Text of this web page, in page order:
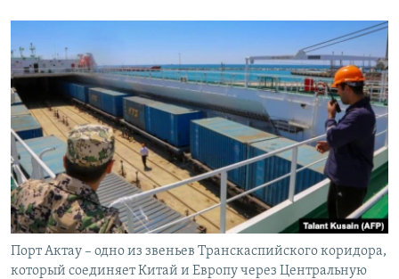
Порт Актау – одно из звеньев Транскаспийского коридора,
который соединяет Китай и Европу через Центральную